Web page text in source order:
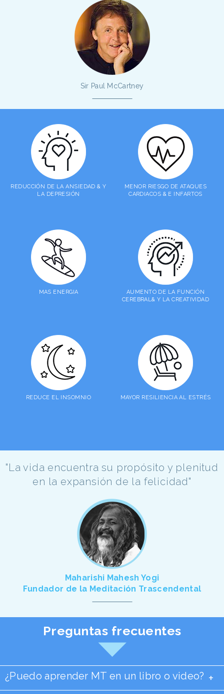
Sir Paul McCartney
REDUCCIÓN DE LA ANSIEDAD & Y
LA DEPRESIÓN
MENOR RIESGO DE ATAQUES
CARDIACOS & E INFARTOS
MAS ENERGIA
AUMENTO DE LA FUNCIÓN
CEREBRAL& Y LA CREATIVIDAD
REDUCE EL INSOMNIO MAYOR RESILIENCIA AL ESTRÉS
"La vida encuentra su propósito y plenitud
en la expansión de la felicidad"
Maharishi Mahesh Yogi
Fundador de la Meditación Trascendental
Preguntas frecuentes
¿Puedo aprender MT en un libro o video? +